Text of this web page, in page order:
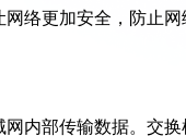
络更加安全，防止网
内部传输数据。交